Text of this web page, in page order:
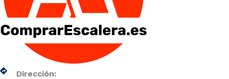
Dirección: